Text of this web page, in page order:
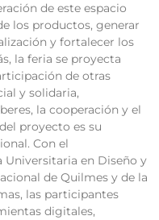
de este espacio
los productos, generar
y fortalecer los
la feria se proyecta
de otras
y solidaria,
la cooperación y el
proyecto es su
Con el
en Diseño y
de Quilmes y de la
las participantes
digitales,